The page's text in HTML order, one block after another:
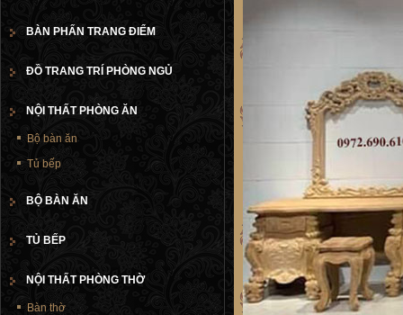
BÀN PHẤN TRANG ĐIỂM
ĐỒ TRANG TRÍ PHÒNG NGỦ
NỘI THẤT PHÒNG ĂN
Bộ bàn ăn
Tủ bếp
BỘ BÀN ĂN
TỦ BẾP
NỘI THẤT PHÒNG THỜ
Bàn thờ